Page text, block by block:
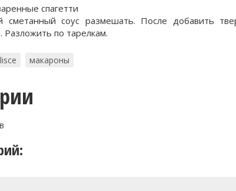
спагетти
сметанный соус размешать. После добавить
по тарелкам.
макароны